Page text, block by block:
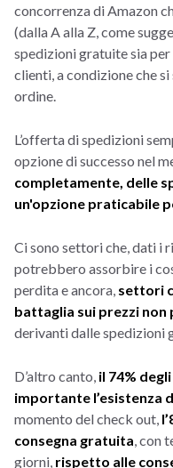
concorrenza di Amazon
(dalla A alla Z, come
spedizioni gratuite sia
clienti, a condizione che
ordine.
L’offerta di spedizioni
opzione di successo nel
completamente, delle
un'opzione praticabile
Ci sono settori che, dati i
potrebbero assorbire i
perdita e ancora, settori
battaglia sui prezzi
derivanti dalle spedizioni
D’altro canto, il 74%
importante l’esistenza
momento del check out,
consegna gratuita , con
giorni, rispetto alle